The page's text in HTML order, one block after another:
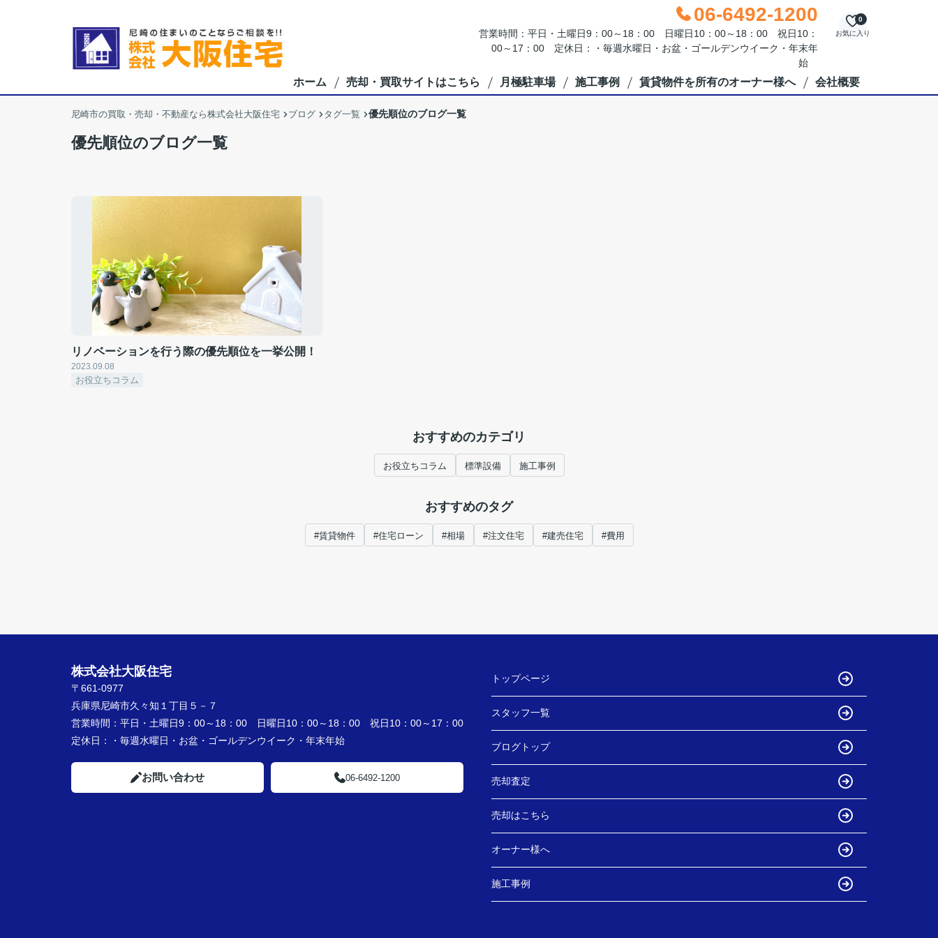
06-6492-1200
営業時間：平日・土曜日9：00～18：00 日曜日10：00～18：00 祝日10：
00～17：00 定休日：・毎週水曜日・お盆・ゴールデンウイーク・年末年
始
お気に入り
0
ホーム 売却・買取サイトはこちら 月極駐車場 施工事例 賃貸物件を所有のオーナー様へ 会社概要
尼崎市の買取・売却・不動産なら株式会社大阪住宅 ブログ タグ一覧 優先順位のブログ一覧
優先順位のブログ一覧
リノベーションを行う際の優先順位を一挙公開！
2023.09.08
お役立ちコラム
おすすめのカテゴリ
お役立ちコラム 標準設備 施工事例
おすすめのタグ
#賃貸物件 #住宅ローン #相場 #注文住宅 #建売住宅 #費用
株式会社大阪住宅
〒661-0977
兵庫県尼崎市久々知１丁目５－７
営業時間： 平日・土曜日9：00～18：00 日曜日10：00～18：00 祝日10：00～17：00
定休日：
・毎週水曜日・お盆・ゴールデンウイーク・年末年始
お問い合わせ 06-6492-1200
トップページ
スタッフ一覧
ブログトップ
売却査定
売却はこちら
オーナー様へ
施工事例